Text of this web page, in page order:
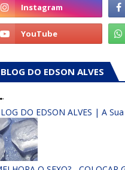
BLOG DO EDSON ALVES
DO EDSON ALVES | A